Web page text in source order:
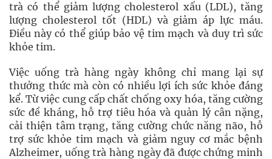
trà có thể giảm lượng cholesterol xấu (LDL), tăng
lượng cholesterol tốt (HDL) và giảm áp lực máu.
Điều này có thể giúp bảo vệ tim mạch và duy trì sức
khỏe tim.
Việc uống trà hàng ngày không chỉ mang lại sự
thưởng thức mà còn có nhiều lợi ích sức khỏe đáng
kể. Từ việc cung cấp chất chống oxy hóa, tăng cường
sức đề kháng, hỗ trợ tiêu hóa và quản lý cân nặng,
cải thiện tâm trạng, tăng cường chức năng não, hỗ
trợ sức khỏe tim mạch và giảm nguy cơ mắc bệnh
Alzheimer, uống trà hàng ngày đã được chứng minh